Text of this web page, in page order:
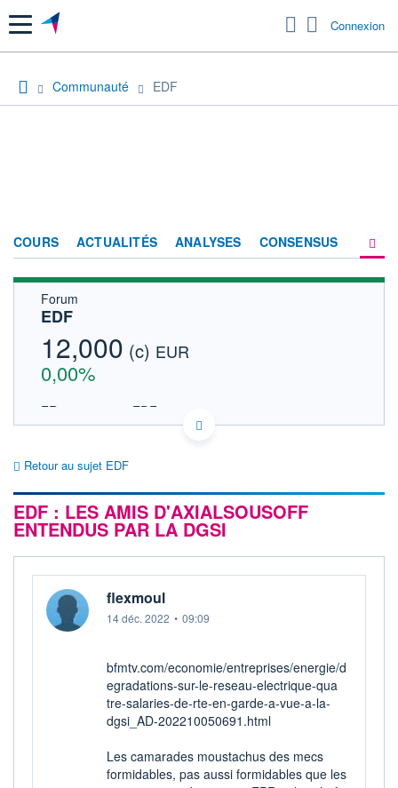
Menu Connexion
Communauté EDF
COURS ACTUALITÉS ANALYSES CONSENSUS
Forum
EDF
12,000 (c) EUR
0,00%
FR0010242511 EDF
EURONEXT PARIS DONNÉES TEMPS RÉEL
Cotation sur les autres places
SECTEUR
Électricité conventionnelle
0,000
VOLUME
VALORISATION
50 034 MEUR
DERNIER ÉCHANGE
17.05.23 / 17:35:10
LIMITE À LA LIMITE À LA
HAUSSE
0,020
RENDEMENT
ESTIMÉ 2026
PER ESTIMÉ
2026
Retour au sujet EDF
EDF : LES AMIS D'AXIALSOUSOFF
ENTENDUS PAR LA DGSI
flexmoul
14 déc. 2022 • 09:09
bfmtv.com/economie/entreprises/energie/d
egradations-sur-le-reseau-electrique-qua
tre-salaries-de-rte-en-garde-a-vue-a-la-
dgsi_AD-202210050691.html
Les camarades moustachus des mecs
formidables, pas aussi formidables que les